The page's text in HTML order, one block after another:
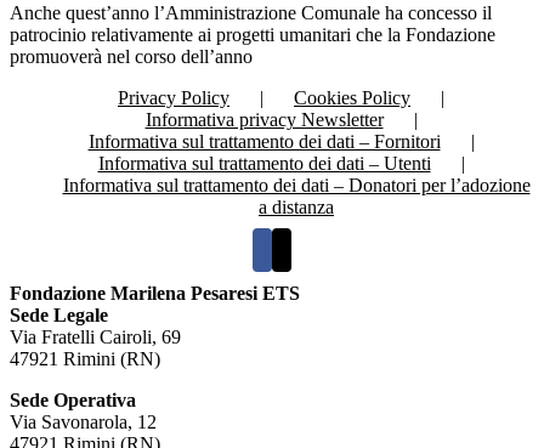
Anche quest’anno l’Amministrazione Comunale ha concesso il
patrocinio relativamente ai progetti umanitari che la Fondazione
promuoverà nel corso dell’anno
Privacy Policy
Cookies Policy
Informativa privacy Newsletter
Informativa sul trattamento dei dati – Fornitori
Informativa sul trattamento dei dati – Utenti
Informativa sul trattamento dei dati – Donatori per l’adozione
a distanza
Fondazione Marilena Pesaresi ETS
Sede Legale
Via Fratelli Cairoli, 69
47921 Rimini (RN)
Sede Operativa
Via Savonarola, 12
47921 Rimini (RN)